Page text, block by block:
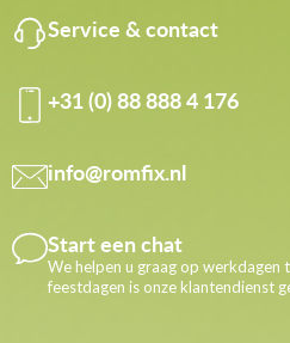
Service & contact
+31 (0) 88 888 4 176
info@romfix.nl
Start een chat
We helpen u graag op werkdagen
feestdagen is onze klantendienst